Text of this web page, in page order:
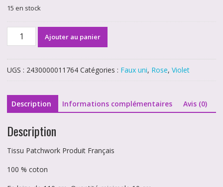
15 en stock
quantité
prune
Ajouter au panier
UGS : 2430000011764 Catégories : Faux uni, Rose, Violet
Description Informations complémentaires Avis (0)
Description
Tissu Patchwork Produit Français
100 % coton